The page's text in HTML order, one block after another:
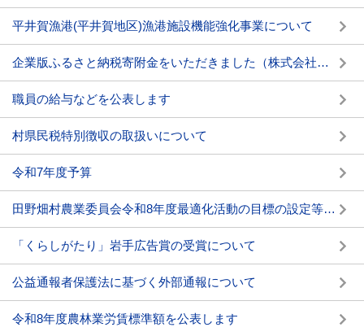
平井賀漁港(平井賀地区)漁港施設機能強化事業について
企業版ふるさと納税寄附金をいただきました（株式会社ナシオ 様）
職員の給与などを公表します
村県民税特別徴収の取扱いについて
令和7年度予算
田野畑村農業委員会令和8年度最適化活動の目標の設定等を公表します
「くらしがたり」岩手広告賞の受賞について
公益通報者保護法に基づく外部通報について
令和8年度農林業労賃標準額を公表します